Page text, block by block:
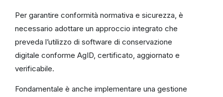
Per garantire conformità normativa e sicurezza, è
necessario adottare un approccio integrato che
preveda l’utilizzo di software di conservazione
digitale conforme AgID, certificato, aggiornato e
verificabile.
Fondamentale è anche implementare una gestione